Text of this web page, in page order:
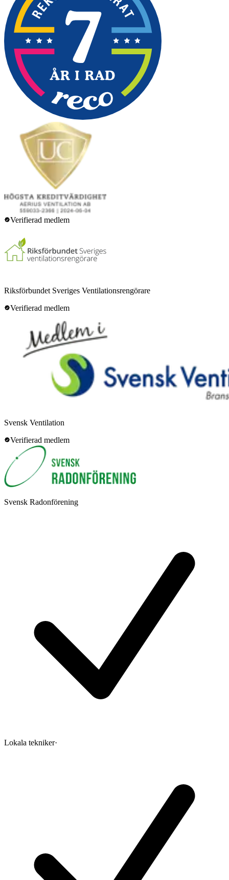
Verifierad medlem
Riksförbundet Sveriges Ventilationsrengörare
Verifierad medlem
Svensk Ventilation
Verifierad medlem
Svensk Radonförening
Lokala tekniker·